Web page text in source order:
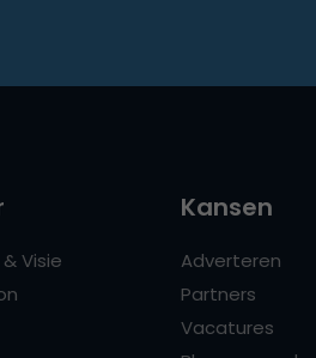
Visie
Kansen
Adverteren
Partners
Vacatures